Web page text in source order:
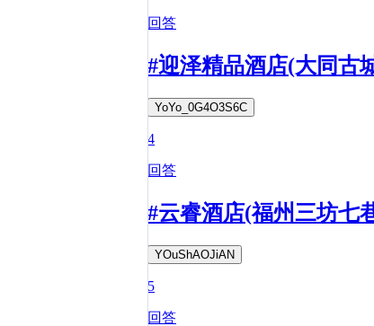
回答
#迎泽精品酒店(大同古
YoYo_0G4O3S6C
4
回答
#云睿酒店(福州三坊七
YOuShAOJiAN
5
回答